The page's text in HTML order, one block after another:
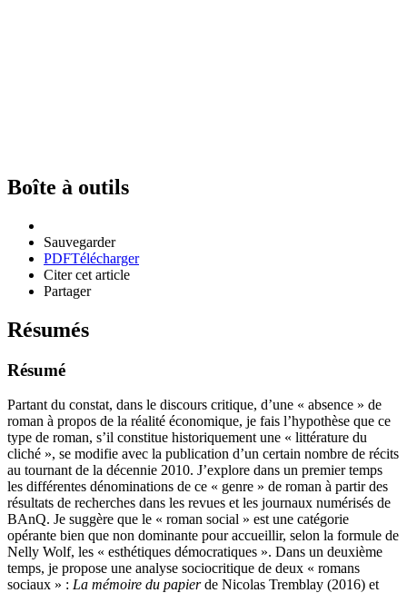
Boîte à outils
Sauvegarder
PDFTélécharger
Citer cet article
Partager
Résumés
Résumé
Partant du constat, dans le discours critique, d’une « absence » de
roman à propos de la réalité économique, je fais l’hypothèse que ce
type de roman, s’il constitue historiquement une « littérature du
cliché », se modifie avec la publication d’un certain nombre de récits
au tournant de la décennie 2010. J’explore dans un premier temps
les différentes dénominations de ce « genre » de roman à partir des
résultats de recherches dans les revues et les journaux numérisés de
BAnQ. Je suggère que le « roman social » est une catégorie
opérante bien que non dominante pour accueillir, selon la formule de
Nelly Wolf, les « esthétiques démocratiques ». Dans un deuxième
temps, je propose une analyse sociocritique de deux « romans
sociaux » : La mémoire du papierde Nicolas Tremblay (2016) et